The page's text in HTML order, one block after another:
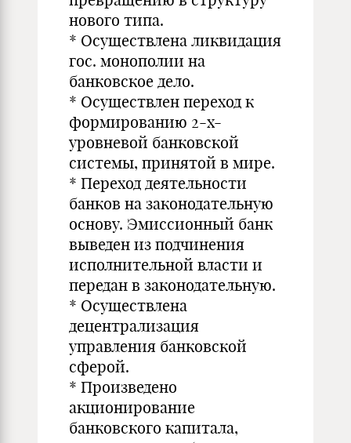
нового типа.
* Осуществлена ликвидация
гос. монополии на
банковское дело.
* Осуществлен переход к
формированию 2-х-
уровневой банковской
системы, принятой в мире.
* Переход деятельности
банков на законодательную
основу. Эмиссионный банк
выведен из подчинения
исполнительной власти и
передан в законодательную.
* Осуществлена
децентрализация
управления банковской
сферой.
* Произведено
акционирование
банковского капитала,